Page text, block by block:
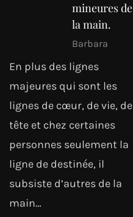
mineures de
la main.
Barbara
En plus des lignes
majeures qui sont les
lignes de cœur, de vie, de
tête et chez certaines
personnes seulement la
ligne de destinée, il
subsiste d’autres de la
main…